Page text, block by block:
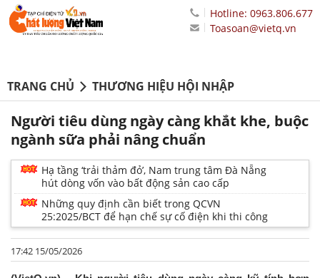
Hotline: 0963.806.677
Toasoan@vietq.vn
TRANG CHỦ THƯƠNG HIỆU HỘI NHẬP
Người tiêu dùng ngày càng khắt khe, buộc
ngành sữa phải nâng chuẩn
Hạ tầng ‘trải thảm đỏ’, Nam trung tâm Đà Nẵng
hút dòng vốn vào bất động sản cao cấp
Những quy định cần biết trong QCVN
25:2025/BCT để hạn chế sự cố điện khi thi công
17:42 15/05/2026